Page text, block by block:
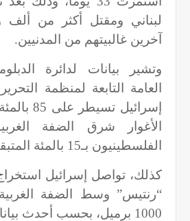
آخرين غالبيتهم من المدنيين.
وتشير بيانات لدائرة
العامة التابعة لمنظمة
إسرائيل
الأغوار شرق الضفة
الفلسطينيون بـ15 بالمئة المتبقية.
كذلك، تواصل إسرائيل
“رنتيس” وسط الضفة
1000 برميل، بحسب أحدث